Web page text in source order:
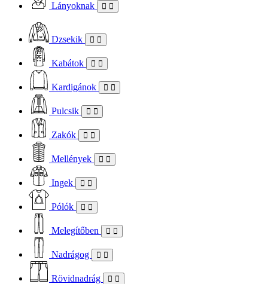
Lányoknak
Dzsekik
Kabátok
Kardigánok
Pulcsik
Zakók
Mellények
Ingek
Pólók
Melegítőben
Nadrágog
Rövidnadrág